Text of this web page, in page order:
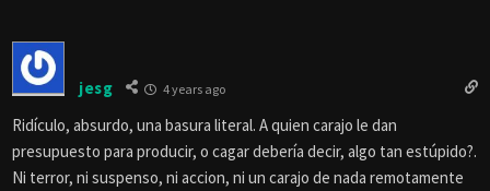
jesg 4 years ago
Ridículo, absurdo, una basura literal. A quien carajo le dan
presupuesto para producir, o cagar debería decir, algo tan estúpido?.
Ni terror, ni suspenso, ni accion, ni un carajo de nada remotamente